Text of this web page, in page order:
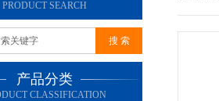
PRODUCT SEARCH
产品分类
CLASSIFICATION